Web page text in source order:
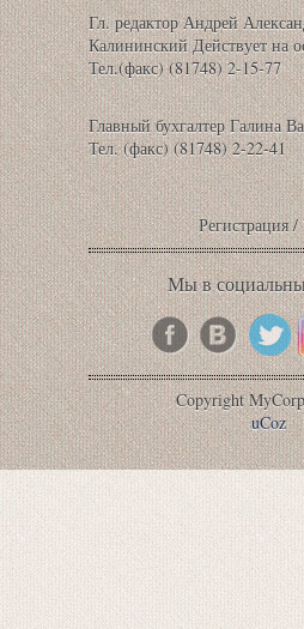
Гл. редактор Андрей
Калининский Действует на
Тел.(факс) (81748) 2-15-77
Главный бухгалтер Галина
Тел. (факс) (81748) 2-22-41
Регистрация/
Мы в
Copyright
uCoz